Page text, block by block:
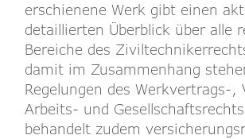
erschienene Werk gibt einen
detaillierten Überblick über alle
Bereiche des
damit im Zusammenhang
Regelungen des Werkvertrags-,
Arbeits- und
behandelt zudem